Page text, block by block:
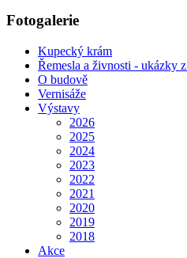
Fotogalerie
Kupecký krám
Řemesla a živnosti - ukázky
O budově
Vernisáže
Výstavy
2026
2025
2024
2023
2022
2021
2020
2019
2018
Akce